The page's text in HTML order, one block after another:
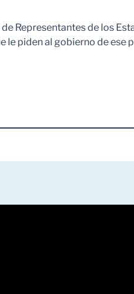
Representantes de los
le piden al gobierno de ese